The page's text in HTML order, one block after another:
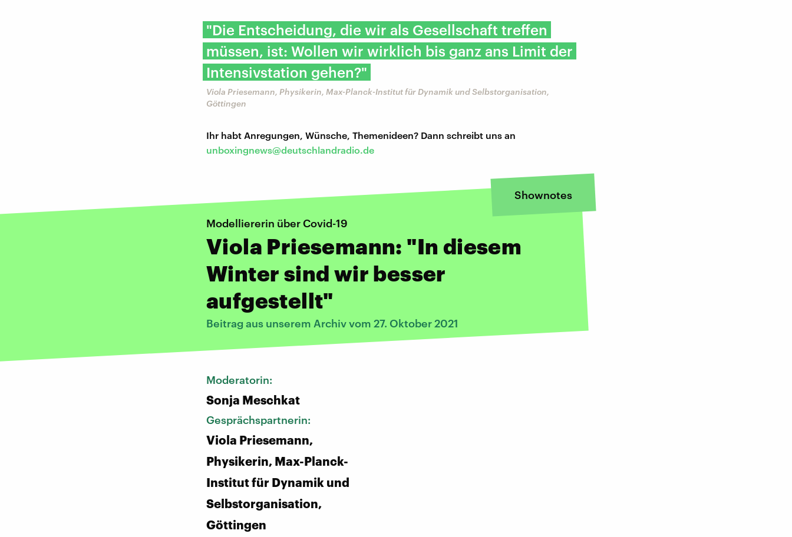
"Die Entscheidung, die wir als Gesellschaft treffen
müssen, ist: Wollen wir wirklich bis ganz ans Limit der
Intensivstation gehen?"
Viola Priesemann, Physikerin, Max-Planck-Institut für Dynamik und Selbstorganisation,
Göttingen
Ihr habt Anregungen, Wünsche, Themenideen? Dann schreibt uns an
unboxingnews@deutschlandradio.de
Shownotes
Modelliererin über Covid-19
Viola Priesemann: "In diesem
Winter sind wir besser
aufgestellt"
Beitrag aus unserem Archiv vom 27. Oktober 2021
Moderatorin:
Sonja Meschkat
Gesprächspartnerin:
Viola Priesemann,
Physikerin, Max-Planck-
Institut für Dynamik und
Selbstorganisation,
Göttingen